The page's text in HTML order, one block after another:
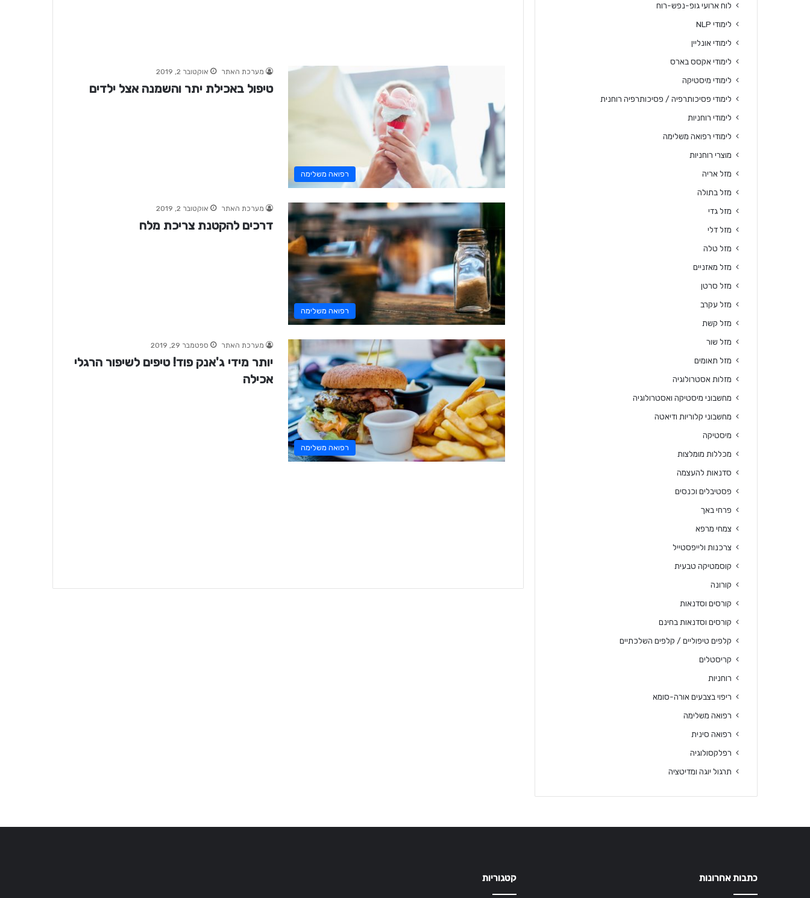
רפואה משלימה
מערכת האתר אוקטובר 2, 2019
טיפול באכילת יתר והשמנה אצל ילדים
רפואה משלימה
מערכת האתר אוקטובר 2, 2019
דרכים להקטנת צריכת מלח
רפואה משלימה
מערכת האתר ספטמבר 29, 2019
יותר מידי ג'אנק פוד! טיפים לשיפור הרגלי
אכילה
לוח ארועי גופ-נפש-רוח
לימודי NLP
לימודי אונליין
לימודי אקסס בארס
לימודי מיסטיקה
לימודי פסיכותרפיה / פסיכותרפיה רוחנית
לימודי רוחניות
לימודי רפואה משלימה
מוצרי רוחניות
מזל אריה
מזל בתולה
מזל גדי
מזל דלי
מזל טלה
מזל מאזניים
מזל סרטן
מזל עקרב
מזל קשת
מזל שור
מזל תאומים
מזלות אסטרולוגיה
מחשבוני מיסטיקה ואסטרולוגיה
מחשבוני קלוריות ודיאטה
מיסטיקה
מכללות מומלצות
סדנאות להעצמה
פסטיבלים וכנסים
פרחי באך
צמחי מרפא
צרכנות ולייפסטייל
קוסמטיקה טבעית
קורונה
קורסים וסדנאות
קורסים וסדנאות בחינם
קלפים טיפוליים / קלפים השלכתיים
קריסטלים
רוחניות
ריפוי בצבעים אורה-סומא
רפואה משלימה
רפואה סינית
רפלקסולוגיה
תרגול יוגה ומדיטציה
כתבות אחרונות קטגוריות